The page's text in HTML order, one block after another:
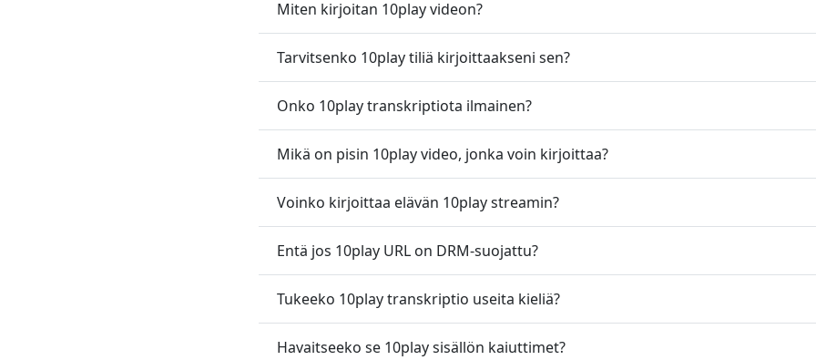
Miten kirjoitan 10play videon?
Tarvitsenko 10play tiliä kirjoittaakseni sen?
Onko 10play transkriptiota ilmainen?
Mikä on pisin 10play video, jonka voin kirjoittaa?
Voinko kirjoittaa elävän 10play streamin?
Entä jos 10play URL on DRM-suojattu?
Tukeeko 10play transkriptio useita kieliä?
Havaitseeko se 10play sisällön kaiuttimet?